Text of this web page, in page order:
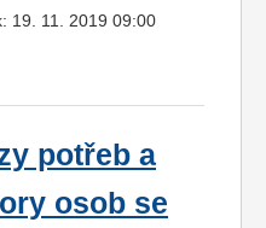
19. 11. 2019 09:00
potřeb a
osob se